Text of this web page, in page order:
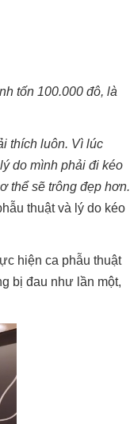
tốn 100.000 đô, là
thích luôn. Vì lúc
do mình phải đi kéo
thể sẽ trông đẹp hơn.
thuật và lý do kéo
hiện ca phẫu thuật
bị đau như lần một,